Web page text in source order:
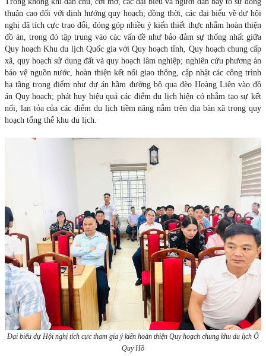
thuận cao đối với định hướng quy hoạch; đồng thời, các đại biểu về dự hội
nghị đã tích cực trao đổi, đóng góp nhiều ý kiến thiết thực nhằm hoàn thiện
đồ án, trong đó tập trung vào các vấn đề như bảo đảm sự thống nhất giữa
Quy hoạch Khu du lịch Quốc gia với Quy hoạch tỉnh, Quy hoạch chung cấp
xã, quy hoạch sử dụng đất và quy hoạch lâm nghiệp; nghiên cứu phương án
bảo vệ nguồn nước, hoàn thiện kết nối giao thông, cập nhật các công trình
hạ tầng trọng điểm như dự án hầm đường bộ qua đèo Hoàng Liên vào đồ
án Quy hoạch; phát huy hiệu quả các điểm du lịch hiện có nhằm tạo sự kết
nối, lan tỏa của các điểm du lịch tiềm năng nằm trên địa bàn xã trong quy
hoạch tổng thể khu du lịch.
Đại biểu dự Hội nghị tích cực tham gia ý kiến hoàn thiện Quy hoạch chung khu du lịch Ô
Quy Hồ